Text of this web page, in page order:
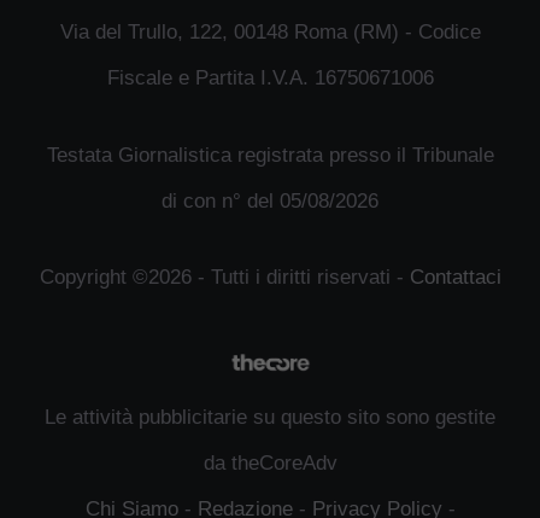
Via del Trullo, 122, 00148 Roma (RM) - Codice
Fiscale e Partita I.V.A. 16750671006
Testata Giornalistica registrata presso il Tribunale
di con n° del 05/08/2026
Copyright ©2026 - Tutti i diritti riservati - Contattaci
Le attività pubblicitarie su questo sito sono gestite
da theCoreAdv
Chi Siamo- Redazione- Privacy Policy -